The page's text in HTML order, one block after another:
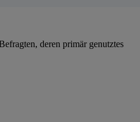
deren primär genutztes